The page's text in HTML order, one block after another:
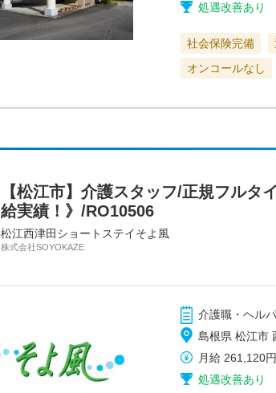
処遇改善あり
社会保険完備
オンコールなし
【松江市】介護スタッフ/正規フル
給実績！》/RO10506
松江西津田ショートステイそよ風
株式会社SOYOKAZE
介護職・ヘル
島根県 松江市
月給 261,120円
処遇改善あり